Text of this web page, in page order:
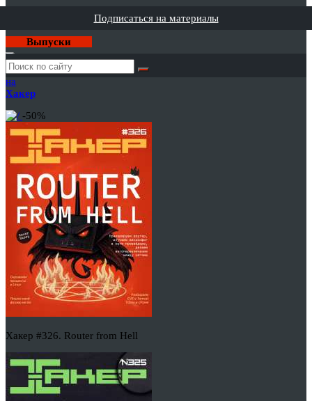
Подписаться на материалы
Выпуски
Годовая
подписка
на
Хакер
-50%
Хакер #326. Router from Hell